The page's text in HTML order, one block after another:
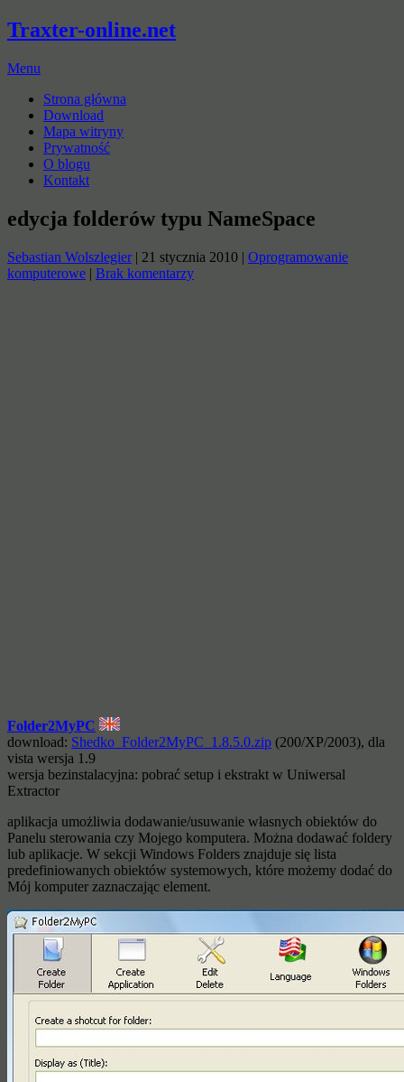
Traxter-online.net
Menu
Strona główna
Download
Mapa witryny
Prywatność
O blogu
Kontakt
edycja folderów typu NameSpace
Sebastian Wolszlegier| 21 stycznia 2010 | Oprogramowanie
komputerowe | Brak komentarzy
Folder2MyPC
download: Shedko_Folder2MyPC_1.8.5.0.zip (200/XP/2003), dla
vista wersja 1.9
wersja bezinstalacyjna: pobrać setup i ekstrakt w Uniwersal
Extractor
aplikacja umożliwia dodawanie/usuwanie własnych obiektów do
Panelu sterowania czy Mojego komputera. Można dodawać foldery
lub aplikacje. W sekcji Windows Folders znajduje się lista
predefiniowanych obiektów systemowych, które możemy dodać do
Mój komputer zaznaczając element.